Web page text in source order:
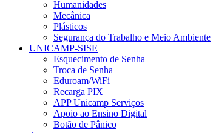
Humanidades
Mecânica
Plásticos
Segurança do Trabalho e Meio Ambiente
UNICAMP-SISE
Esquecimento de Senha
Troca de Senha
Eduroam/WiFi
Recarga PIX
APP Unicamp Serviços
Apoio ao Ensino Digital
Botão de Pânico